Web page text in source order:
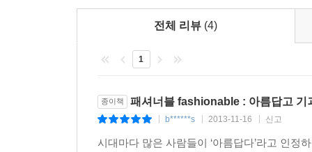
--- p.246 「진주처럼 하얀 이」
전체 리뷰 (4)
1
종이책 패셔너블 fashionable : 아름답고 기
b******s 2013-11-16 신고
시대마다 많은 사람들이 ‘아름답다’라고 인